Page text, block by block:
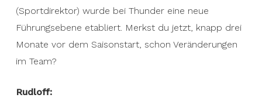
(Sportdirektor) wurde bei Thunder eine neue
Führungsebene etabliert. Merkst du jetzt, knapp drei
Monate vor dem Saisonstart, schon Veränderungen
im Team?
Rudloff: